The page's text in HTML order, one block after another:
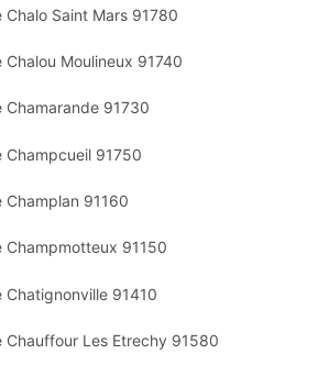
Saint Mars 91780
Moulineux 91740
Chamarande 91730
Champcueil 91750
91160
Champmotteux 91150
Chatignonville 91410
Chauffour Les Etrechy 91580